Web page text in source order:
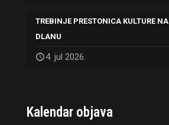
TREBINJE PRESTONICA KULTURE NA
DLANU
4. jul 2026.
Kalendar objava